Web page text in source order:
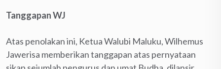
Tanggapan WJ
Atas penolakan ini, Ketua Walubi Maluku, Wilhemus
Jawerisa memberikan tanggapan atas pernyataan